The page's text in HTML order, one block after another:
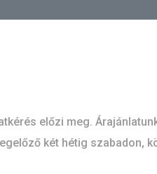
előzi meg.
két hétig szabadon,